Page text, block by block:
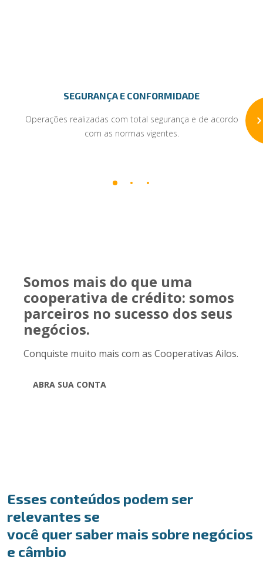
SEGURANÇA E CONFORMIDADE
Operações realizadas com total segurança e de acordo
com as normas vigentes.
Somos mais do que uma
cooperativa de crédito: somos
parceiros no sucesso dos seus
negócios.
Conquiste muito mais com as Cooperativas Ailos.
ABRA SUA CONTA
Esses conteúdos podem ser
relevantes se
você quer saber mais sobre negócios
e câmbio